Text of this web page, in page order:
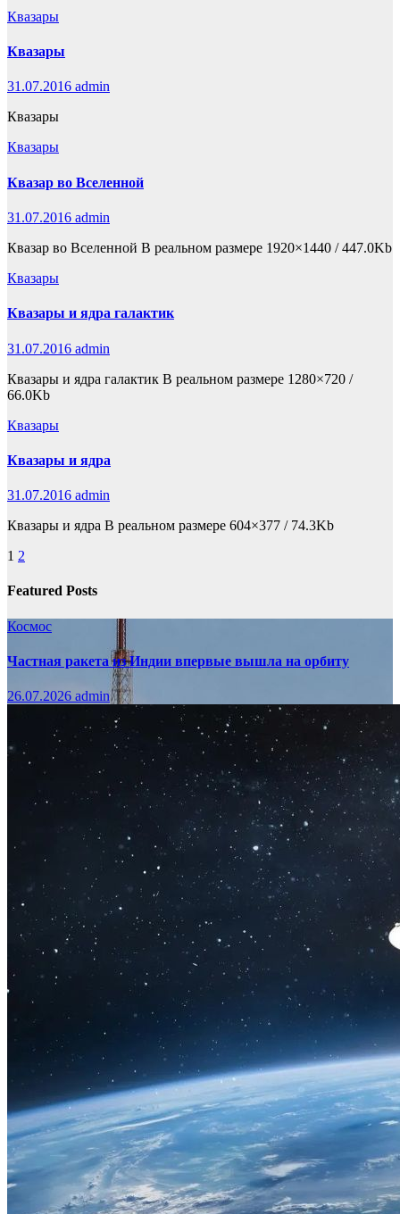
Квазары
Квазары
31.07.2016 admin
Квазары
Квазары
Квазар во Вселенной
31.07.2016 admin
Квазар во Вселенной В реальном размере 1920×1440 / 447.0Kb
Квазары
Квазары и ядра галактик
31.07.2016 admin
Квазары и ядра галактик В реальном размере 1280×720 /
66.0Kb
Квазары
Квазары и ядра
31.07.2016 admin
Квазары и ядра В реальном размере 604×377 / 74.3Kb
Пагинация
записей
1 2
Featured Posts
Космос
Частная ракета из Индии впервые вышла на орбиту
26.07.2026 admin